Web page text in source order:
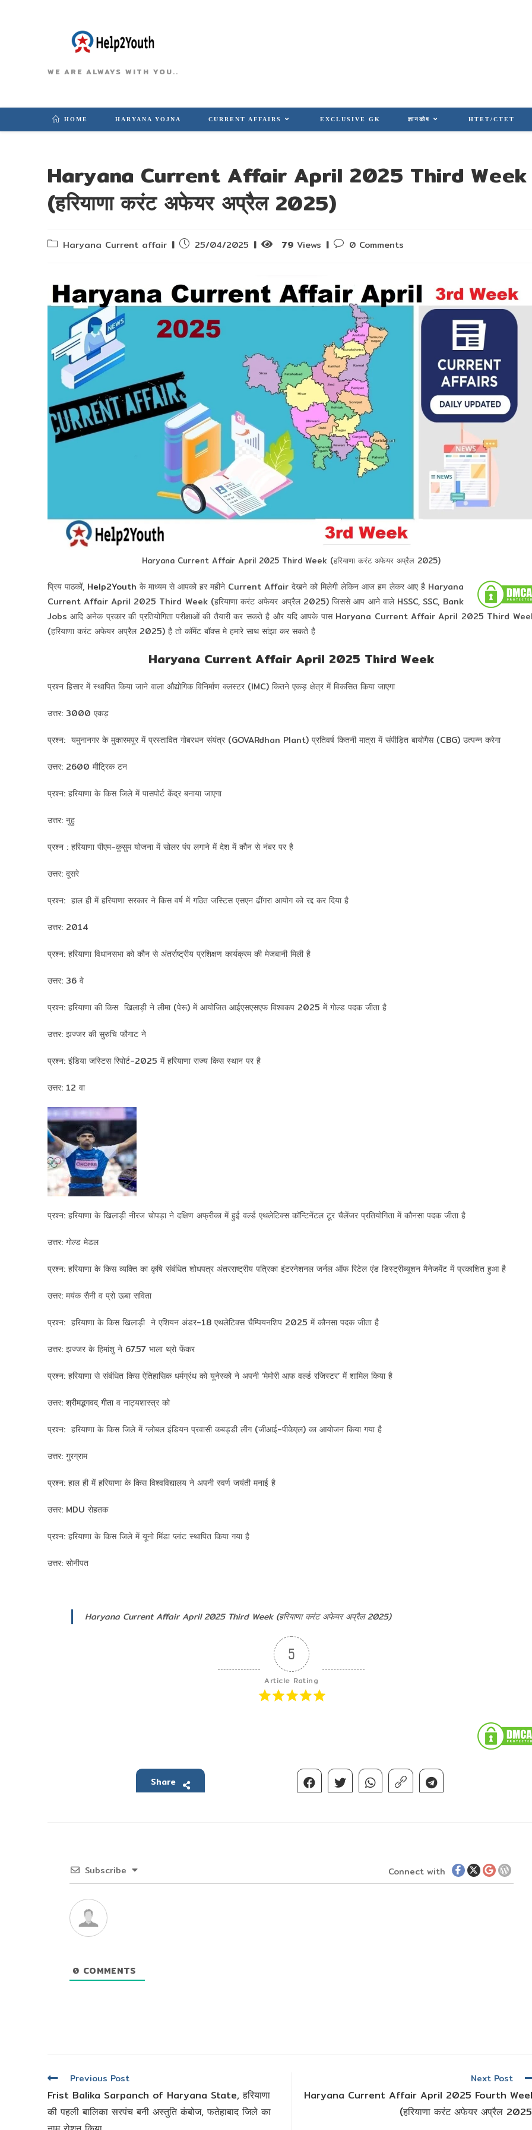
WE ARE ALWAYS WITH YOU..
HOME HARYANA YOJNA CURRENT AFFAIRS EXCLUSIVE GK ज्ञानकोष HTET/CTET
Haryana Current Affair April 2025 Third Week
(हरियाणा करंट अफेयर अप्रैल 2025)
PostHaryana Current affair
Post25/04/2025 79Views
Post0 Comments
Haryana Current Affair April 2025 Third Week (हरियाणा करंट अफेयर अप्रैल 2025)
प्रिय पाठकों, Help2Youth के माध्यम से आपको हर महीने Current Affair देखने को मिलेगी लेकिन आज हम लेकर आए है Haryana
Current Affair April 2025 Third Week (हरियाणा करंट अफेयर अप्रैल 2025) जिससे आप आने वाले HSSC, SSC, Bank
Jobs आदि अनेक प्रकार की प्रतियोगिता परीक्षाओं की तैयारी कर सकते है और यदि आपके पास Haryana Current Affair April 2025 Third
(हरियाणा करंट अफेयर अप्रैल 2025) है तो कॉमेंट बॉक्स मे हमारे साथ सांझा कर सकते है
Haryana Current Affair April 2025 Third Week
प्रश्न हिसार में स्थापित किया जाने वाला औद्योगिक विनिर्माण क्लस्टर (IMC) कितने एकड़ क्षेत्र में विकसित किया जाएगा
उत्तर: 3000 एकड़
प्रश्न: यमुनानगर के मुकारमपुर में प्रस्तावित गोबरधन संयंत्र (GOVARdhan Plant) प्रतिवर्ष कितनी मात्रा में संपीड़ित बायोगैस (CBG) उत्पन्न करेगा
उत्तर: 2600 मीट्रिक टन
प्रश्न: हरियाणा के किस जिले में पासपोर्ट केंद्र बनाया जाएगा
उत्तर: नुहु
प्रश्न : हरियाणा पीएम-कुसुम योजना में सोलर पंप लगाने में देश में कौन से नंबर पर है
उत्तर: दूसरे
प्रश्न: हाल ही में हरियाणा सरकार ने किस वर्ष में गठित जस्टिस एसएन ढींगरा आयोग को रद्द कर दिया है
उत्तर: 2014
प्रश्न: हरियाणा विधानसभा को कौन से अंतर्राष्ट्रीय प्रशिक्षण कार्यक्रम की मेजबानी मिली है
उत्तर: 36 वे
प्रश्न: हरियाणा की किस खिलाड़ी ने लीमा (पेरू) में आयोजित आईएसएसएफ विश्वकप 2025 में गोल्ड पदक जीता है
उत्तर: झज्जर की सुरुचि फौगाट ने
प्रश्न: इंडिया जस्टिस रिपोर्ट-2025 में हरियाणा राज्य किस स्थान पर है
उत्तर: 12 वा
प्रश्न: हरियाणा के खिलाड़ी नीरज चोपड़ा ने दक्षिण अफ्रीका में हुई वर्ल्ड एथलेटिक्स कॉन्टिनेंटल टूर चैलेंजर प्रतियोगिता में कौनसा पदक जीता है
उत्तर: गोल्ड मेडल
प्रश्न: हरियाणा के किस व्यक्ति का कृषि संबंधित शोधपत्र अंतरराष्ट्रीय पत्रिका इंटरनेशनल जर्नल ऑफ रिटेल एंड डिस्ट्रीब्यूशन मैनेजमेंट में प्रकाशित हुआ है
उत्तर: मयंक सैनी व प्रो ऊबा सविता
प्रश्न: हरियाणा के किस खिलाड़ी ने एशियन अंडर-18 एथलेटिक्स चैम्पियनशिप 2025 में कौनसा पदक जीता है
उत्तर: झज्जर के हिमांशु ने 67.57 भाला थ्रो फेंकर
प्रश्न: हरियाणा से संबंधित किस ऐतिहासिक धर्मग्रंथ को यूनेस्को ने अपनी ‘मेमोरी आफ वर्ल्ड रजिस्टर’ में शामिल किया है
उत्तर: श्रीमद्भगवद् गीताव नाट्यशास्त्र को
प्रश्न: हरियाणा के किस जिले में ग्लोबल इंडियन प्रवासी कबड्डी लीग (जीआई-पीकेएल) का आयोजन किया गया है
उत्तर: गुरग्राम
प्रश्न: हाल ही में हरियाणा के किस विश्वविद्यालय ने अपनी स्वर्ण जयंती मनाई है
उत्तर: MDU रोहतक
प्रश्न: हरियाणा के किस जिले में यूनो मिंडा प्लांट स्थापित किया गया है
उत्तर: सोनीपत
Haryana Current Affair April 2025 Third Week (हरियाणा करंट अफेयर अप्रैल 2025)
5
Article Rating
Share
Subscribe Connect with
0 COMMENTS
Read
more
articles
Previous Post
Frist Balika Sarpanch of Haryana State, हरियाणा
की पहली बालिका सरपंच बनी अस्तुति कंबोज, फतेहाबाद जिले का
Next Post
Haryana Current Affair April 2025 Fourth
(हरियाणा करंट अफेयर अप्रैल